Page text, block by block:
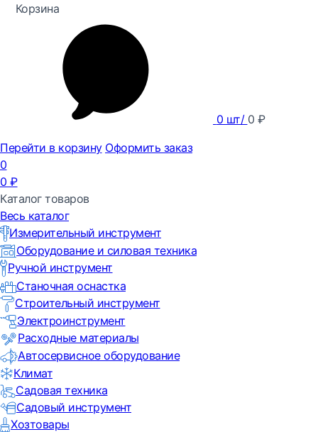
Корзина
0 шт/ 0 ₽
Перейти в корзину Оформить заказ
0
0 ₽
Каталог товаров
Весь каталог
Измерительный инструмент
Оборудование и силовая техника
Ручной инструмент
Станочная оснастка
Строительный инструмент
Электроинструмент
Расходные материалы
Автосервисное оборудование
Климат
Садовая техника
Садовый инструмент
Хозтовары